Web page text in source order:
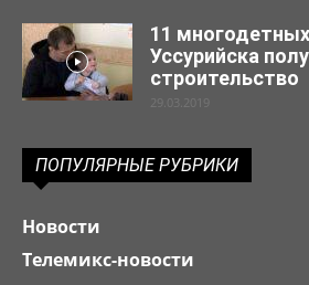
11
Уссурийска
строительство
29.03.2019
ПОПУЛЯРНЫЕ РУБРИКИ
Новости
Телемикс-новости